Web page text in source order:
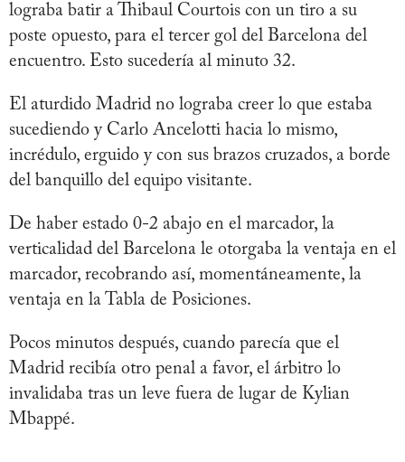
lograba batir a Thibaul Courtois con un tiro a su
poste opuesto, para el tercer gol del Barcelona del
encuentro. Esto sucedería al minuto 32.
El aturdido Madrid no lograba creer lo que estaba
sucediendo y Carlo Ancelotti hacia lo mismo,
incrédulo, erguido y con sus brazos cruzados, a borde
del banquillo del equipo visitante.
De haber estado 0-2 abajo en el marcador, la
verticalidad del Barcelona le otorgaba la ventaja en el
marcador, recobrando así, momentáneamente, la
ventaja en la Tabla de Posiciones.
Pocos minutos después, cuando parecía que el
Madrid recibía otro penal a favor, el árbitro lo
invalidaba tras un leve fuera de lugar de Kylian
Mbappé.